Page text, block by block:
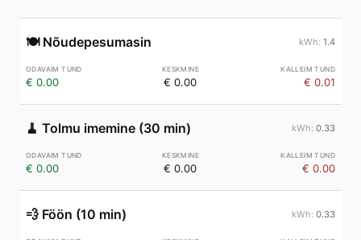
🍽️ Nõudepesumasin 1.4
€ 0.00 € 0.00 € 0.01
🧹 Tolmu imemine (30 min) 0.33
€ 0.00 € 0.00 € 0.00
💨 Föön (10 min) 0.33